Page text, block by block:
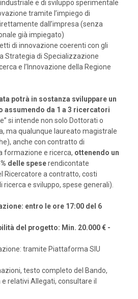
e di sviluppo sperimentale
tramite l’impiego di
dall’impresa (senza
già impiegato)
di innovazione coerenti con gli
Strategia di Specializzazione
e l’Innovazione della Regione
potrà in sostanza sviluppare un
assumendo da 1 a 3 ricercatori
si intende non solo Dottorati o
ma qualunque laureato magistrale
anche con contratto di
formazione e ricerca, ottenendo un
delle speserendicontate
Ricercatore a contratto, costi
ricerca e sviluppo, spese generali).
entro le ore 17:00 del 6
del progetto: Min. 20.000 € -
tramite Piattaforma SIU
testo completo del Bando,
relativi Allegati, consultare il